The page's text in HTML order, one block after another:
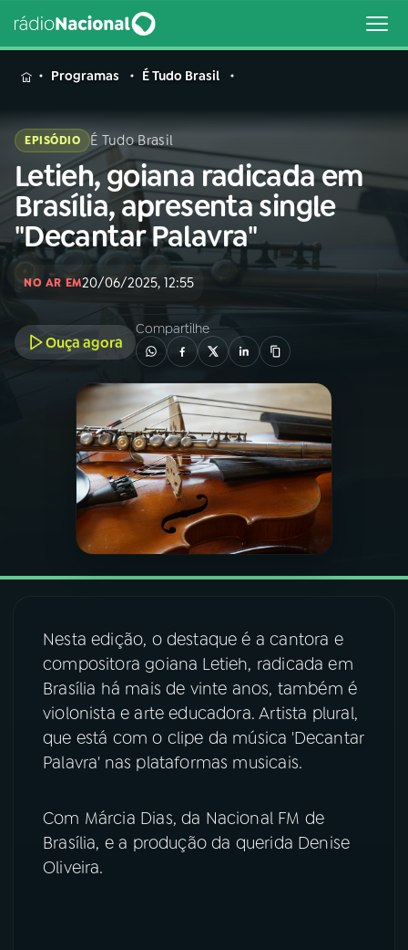
MENU
Buscar
na
Rádio
Nacional
Buscar
AO VIVO
A RÁDIO
PROGRAMAÇÃO
PROGRAMAS
PODCASTS
06 VIDEOCASTS
07ÚLTIMAS
08 FESTIVAL DE MÚSICA
ACOMPANHE A RÁDIO NACIONAL
YouTube Facebook
Programas É Tudo Brasil
EPISÓDIO É Tudo Brasil
Letieh, goiana radicada em
Brasília, apresenta single
"Decantar Palavra"
NO AR EM20/06/2025, 12:55
Ouça agora
Compartilhe
Nesta edição, o destaque é a cantora e
compositora goiana Letieh, radicada em
Brasília há mais de vinte anos, também é
violonista e arte educadora. Artista plural,
que está com o clipe da música 'Decantar
Palavra' nas plataformas musicais.
Com Márcia Dias, da Nacional FM de
Brasília, e a produção da querida Denise
Oliveira.